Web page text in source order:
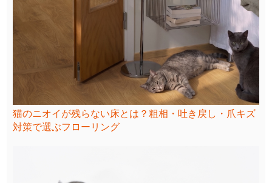
猫のニオイが残らない床とは？粗相・吐き戻し・爪キズ
対策で選ぶフローリング